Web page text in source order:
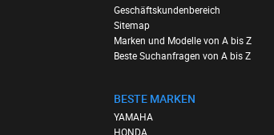
Geschäftskundenbereich
Sitemap
Marken und Modelle von A bis Z
Beste Suchanfragen von A bis Z
BESTE MARKEN
YAMAHA
HONDA